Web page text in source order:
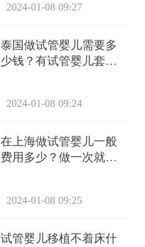
2024-01-08 09:27
泰国做试管婴儿需要多
少钱？有试管婴儿套餐
2024-01-08 09:24
在上海做试管婴儿一般
费用多少？做一次就能
2024-01-08 09:25
试管婴儿移植不着床什